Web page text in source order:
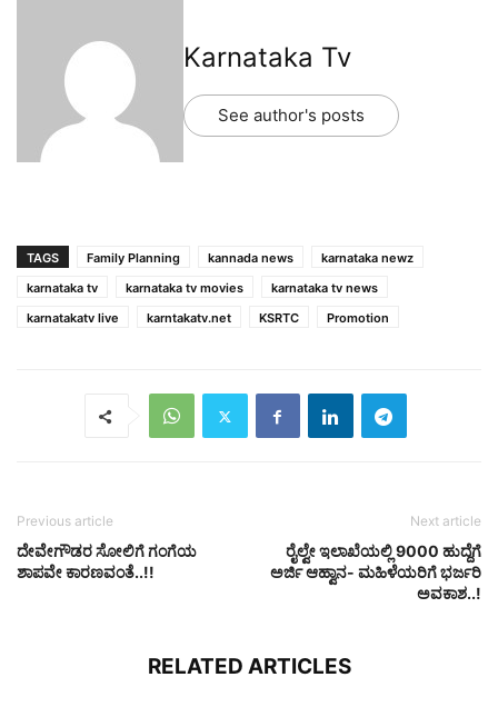
Karnataka Tv
See author's posts
TAGS Family Planning kannada news
karnataka newz
karnataka tv
karnataka tv movies
karnataka tv news
karnatakatv live
karntakatv.net KSRTC Promotion
Previous article
ದೇವೇಗೌಡರ ಸೋಲಿಗೆ ಗಂಗೆಯ
ಶಾಪವೇ ಕಾರಣವಂತೆ..!!
Next article
ರೈಲ್ವೇ ಇಲಾಖೆಯಲ್ಲಿ 9000 ಹುದ್ದೆಗೆ
ಅರ್ಜಿ ಆಹ್ವಾನ- ಮಹಿಳೆಯರಿಗೆ ಭರ್ಜರಿ
ಅವಕಾಶ..!
RELATED ARTICLES